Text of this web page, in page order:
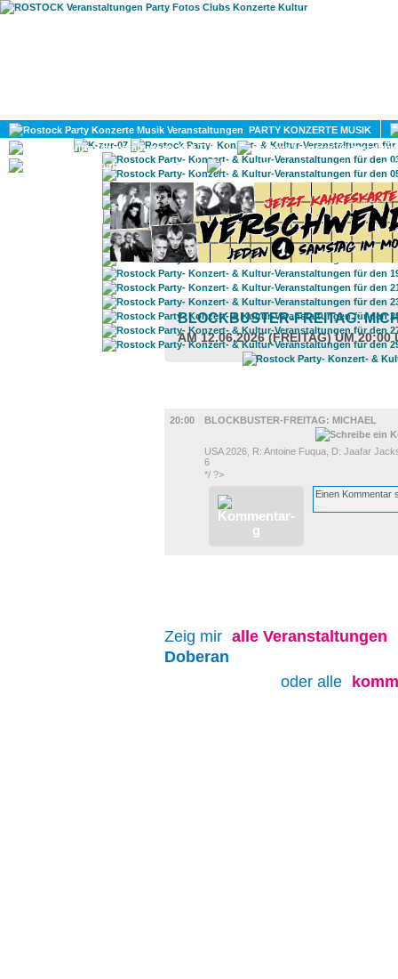
PARTY KONZERTE MUSIK
KULTUR
GAY
BLOCKBUSTER-FREITAG:
AM 12.06.2026 (FREITAG) UM 20:00
20:00
BLOCKBUSTER-FREITAG: MICHAEL
USA 2026, R: Antoine Fuqua, D: Jaafar
6
*/ ?>
Zeig mir alle Veranstaltungen
Doberan
oder alle